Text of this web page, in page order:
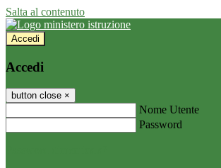
Salta al contenuto
Accedi
Accedi
button close ×
Nome Utente
Password